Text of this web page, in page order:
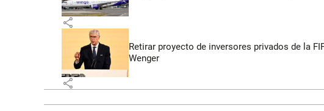
share
Retirar proyecto de inversores privados de la
Wenger
share